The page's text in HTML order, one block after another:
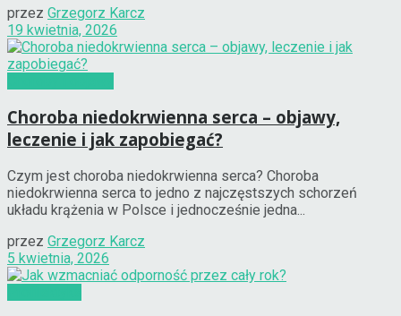
przez Grzegorz Karcz
19 kwietnia, 2026
Choroba niedokrwienna serca – objawy,
leczenie i jak zapobiegać?
Czym jest choroba niedokrwienna serca? Choroba
niedokrwienna serca to jedno z najczęstszych schorzeń
układu krążenia w Polsce i jednocześnie jedna...
przez Grzegorz Karcz
5 kwietnia, 2026